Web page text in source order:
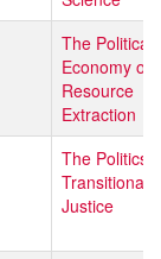
The Political
Economy of
Resource
Extraction
The Politics
Transitional
Justice